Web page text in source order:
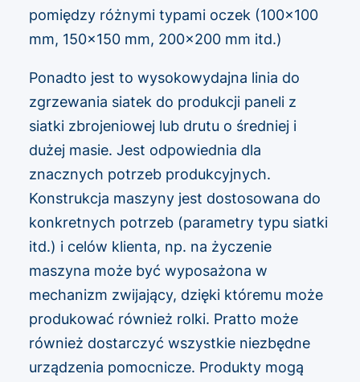
pomiędzy różnymi typami oczek (100×100
mm, 150×150 mm, 200×200 mm itd.)
Ponadto jest to wysokowydajna linia do
zgrzewania siatek do produkcji paneli z
siatki zbrojeniowej lub drutu o średniej i
dużej masie. Jest odpowiednia dla
znacznych potrzeb produkcyjnych.
Konstrukcja maszyny jest dostosowana do
konkretnych potrzeb (parametry typu siatki
itd.) i celów klienta, np. na życzenie
maszyna może być wyposażona w
mechanizm zwijający, dzięki któremu może
produkować również rolki. Pratto może
również dostarczyć wszystkie niezbędne
urządzenia pomocnicze. Produkty mogą